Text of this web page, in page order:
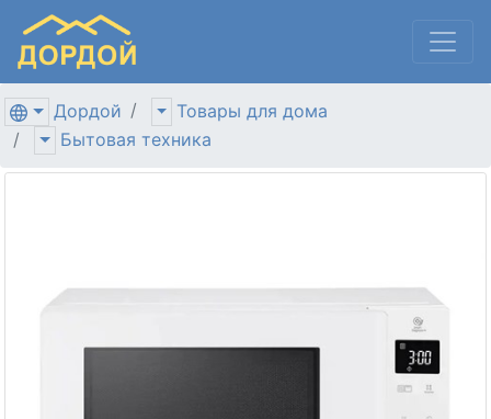
Дордой
Товары для дома
Бытовая техника